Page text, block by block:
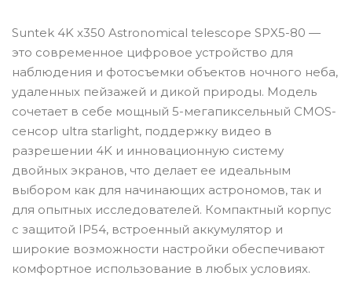
Suntek 4K x350 Astronomical telescope SPX5-80 —
это современное цифровое устройство для
наблюдения и фотосъемки объектов ночного неба,
удаленных пейзажей и дикой природы. Модель
сочетает в себе мощный 5-мегапиксельный CMOS-
сенсор ultra starlight, поддержку видео в
разрешении 4K и инновационную систему
двойных экранов, что делает ее идеальным
выбором как для начинающих астрономов, так и
для опытных исследователей. Компактный корпус
с защитой IP54, встроенный аккумулятор и
широкие возможности настройки обеспечивают
комфортное использование в любых условиях.